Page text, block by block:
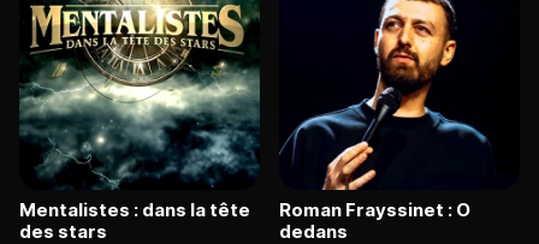
Mentalistes : dans la tête
des stars
Roman Frayssinet : O
dedans